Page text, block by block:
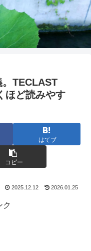
TECLAST
ほど読みやす
はてブ
コピー
2025.12.12 2026.01.25
ク